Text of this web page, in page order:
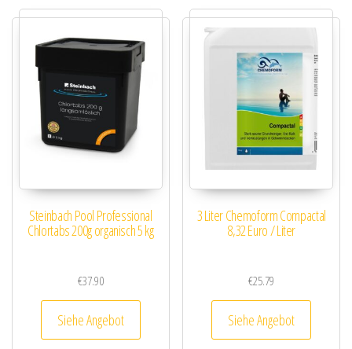
Steinbach Pool Professional
Chlortabs 200g organisch 5 kg
€37.90
Siehe Angebot
3 Liter Chemoform Compactal
8,32 Euro / Liter
€25.79
Siehe Angebot